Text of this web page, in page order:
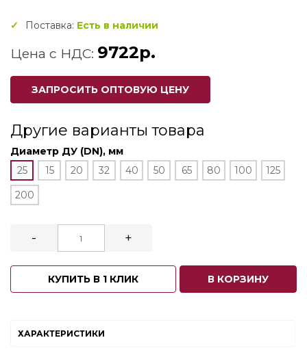
Поставка: Есть в наличии
Цена с НДС: 9722р.
ЗАПРОСИТЬ ОПТОВУЮ ЦЕНУ
Другие варианты товара
Диаметр ДУ (DN), мм
25
15 20 32 40 50 65 80 100
125
200
- +
КУПИТЬ В 1 КЛИК В КОРЗИНУ
ХАРАКТЕРИСТИКИ